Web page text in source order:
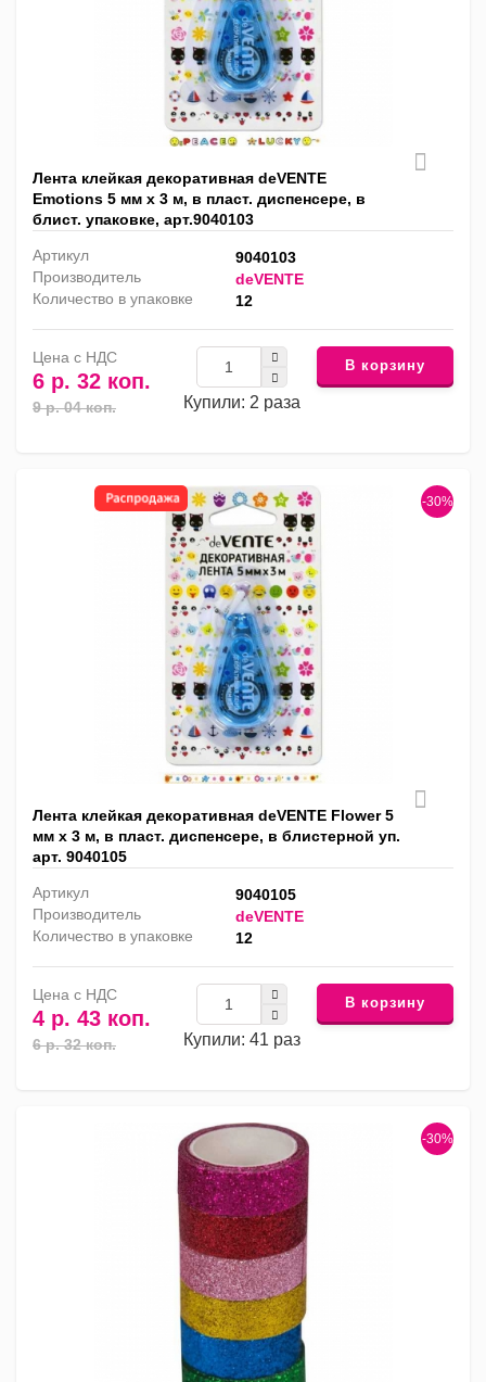
Лента клейкая декоративная deVENTE
Emotions 5 мм x 3 м, в пласт. диспенсере, в
блист. упаковке, арт.9040103
Артикул
9040103
Производитель
deVENTE
Количество в упаковке
12
Цена с НДС
6 р. 32 коп.
9 р. 04 коп. Купили: 2 раза
В корзину
-30%
Лента клейкая декоративная deVENTE Flower 5
мм x 3 м, в пласт. диспенсере, в блистерной уп.
арт. 9040105
Артикул
9040105
Производитель
deVENTE
Количество в упаковке
12
Цена с НДС
4 р. 43 коп.
6 р. 32 коп. Купили: 41 раз
В корзину
-30%